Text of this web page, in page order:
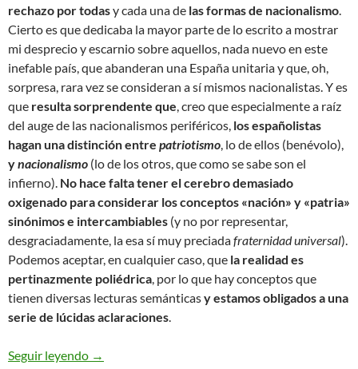
rechazo por todasy cada una de las formas de nacionalismo.
Cierto es que dedicaba la mayor parte de lo escrito a mostrar
mi desprecio y escarnio sobre aquellos, nada nuevo en este
inefable país, que abanderan una España unitaria y que, oh,
sorpresa, rara vez se consideran a sí mismos nacionalistas. Y es
que resulta sorprendente que, creo que especialmente a raíz
del auge de las nacionalismos periféricos, los españolistas
hagan una distinción entre patriotismo, lo de ellos (benévolo),
ynacionalismo (lo de los otros, que como se sabe son el
infierno). No hace falta tener el cerebro demasiado
oxigenado para considerar los conceptos «nación» y «patria»
sinónimos e intercambiables (y no por representar,
desgraciadamente, la esa sí muy preciadafraternidad universal).
Podemos aceptar, en cualquier caso, que la realidad es
pertinazmente poliédrica, por lo que hay conceptos que
tienen diversas lecturas semánticasy estamos obligados a una
serie de lúcidas aclaraciones.
Seguir leyendo Nacionalismos (de nuevo)
→